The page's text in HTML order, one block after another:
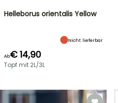
Helleborus orientalis Yellow
Nicht lieferbar
Ab€ 14,90
Topf mit 2L/3L